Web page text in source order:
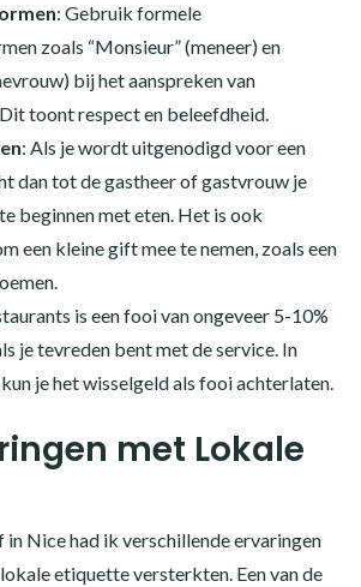
: Gebruik formele
zoals “Monsieur” (meneer) en
bij het aanspreken van
toont respect en beleefdheid.
: Als je wordt uitgenodigd voor een
dan tot de gastheer of gastvrouw je
beginnen met eten. Het is ook
een kleine gift mee te nemen, zoals een
is een fooi van ongeveer 5-10%
je tevreden bent met de service. In
je het wisselgeld als fooi achterlaten.
met Lokale
Nice had ik verschillende ervaringen
etiquette versterkten. Een van de